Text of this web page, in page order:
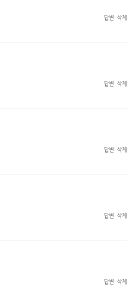
답변 삭제
답변 삭제
답변 삭제
답변 삭제
답변 삭제